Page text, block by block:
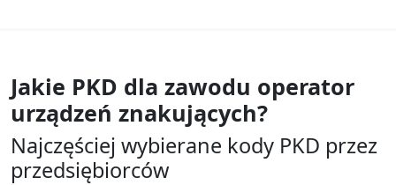
Jakie PKD dla zawodu operator
urządzeń znakujących?
Najczęściej wybierane kody PKD przez
przedsiębiorców